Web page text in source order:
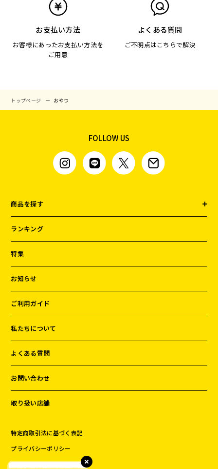
お支払い方法
お客様にあったお支払い方法を
ご用意
よくある質問
ご不明点はこちらで解決
トップページ おやつ
FOLLOW US
商品を探す
ランキング
特集
お知らせ
ご利用ガイド
私たちについて
よくある質問
お問い合わせ
取り扱い店舗
特定商取引法に基づく表記
プライバシーポリシー